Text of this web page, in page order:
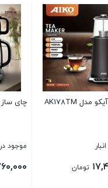
چای ساز آیکو مدل AK174TM
موجود در انبار
۱۵,۳۶۰,۰۰۰